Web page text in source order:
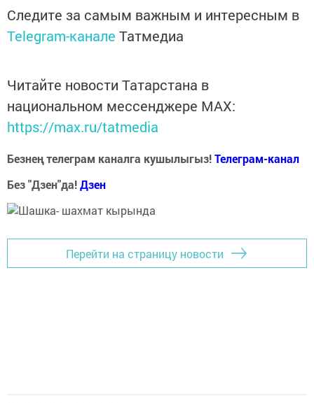
Следите за самым важным и интересным в
Telegram-канале Татмедиа
Читайте новости Татарстана в
национальном мессенджере MАХ:
https://max.ru/tatmedia
Безнең телеграм каналга кушылыгыз!Телеграм-канал
Без "Дзен"да!Дзен
Перейти на страницу новости